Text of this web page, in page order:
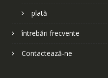
plată
întrebări frecvente
Contactează-ne